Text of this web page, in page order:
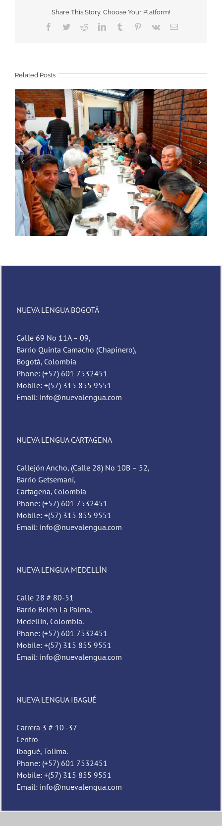
Share This Story, Choose Your Platform!
Facebook
TwitterRedditLinkedInTumblr Pinterest
Vk Email
Related Posts
Novena de Navidad
NUEVA LENGUA BOGOTÁ
Calle 69 No 11A – 09,
Barrio Quinta Camacho (Chapinero),
Bogotá, Colombia
Phone: (+57) 601 7532451
Mobile: +(57) 315 855 9551
Email: info@nuevalengua.com
NUEVA LENGUA CARTAGENA
Callejón Ancho, (Calle 28) No 10B – 52,
Barrio Getsemaní,
Cartagena, Colombia
Phone: (+57) 601 7532451
Mobile: +(57) 315 855 9551
Email: info@nuevalengua.com
NUEVA LENGUA MEDELLÍN
Calle 28 # 80-51
Barrio Belén La Palma,
Medellín, Colombia.
Phone: (+57) 601 7532451
Mobile: +(57) 315 855 9551
Email: info@nuevalengua.com
NUEVA LENGUA IBAGUÉ
Carrera 3 # 10 -37
Centro
Ibagué, Tolima.
Phone: (+57) 601 7532451
Mobile: +(57) 315 855 9551
Email: info@nuevalengua.com
Nueva Lengua